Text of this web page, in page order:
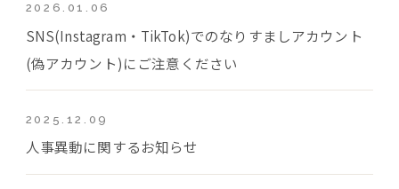
2026.01.06
SNS(Instagram・TikTok)でのなりすましアカウント
(偽アカウント)にご注意ください
2025.12.09
人事異動に関するお知らせ